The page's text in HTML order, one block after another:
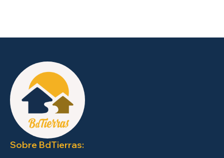
Sobre BdTierras: